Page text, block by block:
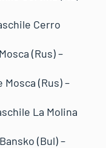
Cerro
(Rus) –
(Rus) –
La Molina
(Bul) –